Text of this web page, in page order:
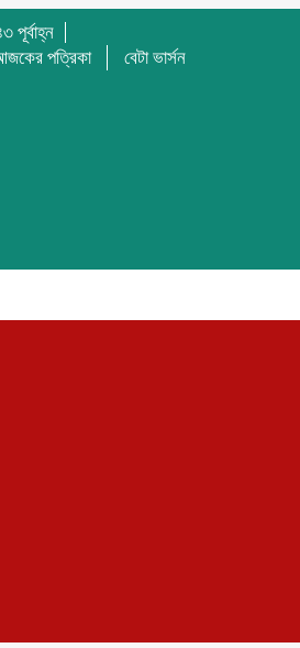
পূর্বাহ্ন
পত্রিকা বেটা ভার্সন